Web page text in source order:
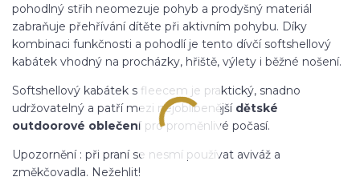
pohodlný střih neomezuje pohyb a prodyšný materiál
zabraňuje přehřívání dítěte při aktivním pohybu. Díky
kombinaci funkčnosti a pohodlí je tento dívčí softshellový
kabátek vhodný na procházky, hřiště, výlety i běžné nošení.
Softshellový kabátek s fleecem je praktický, snadno
udržovatelný a patří mezi nejoblíbenější dětské
outdoorové oblečení pro proměnlivé počasí.
Upozornění : při praní se nesmí používat aviváž a
změkčovadla. Nežehlit!